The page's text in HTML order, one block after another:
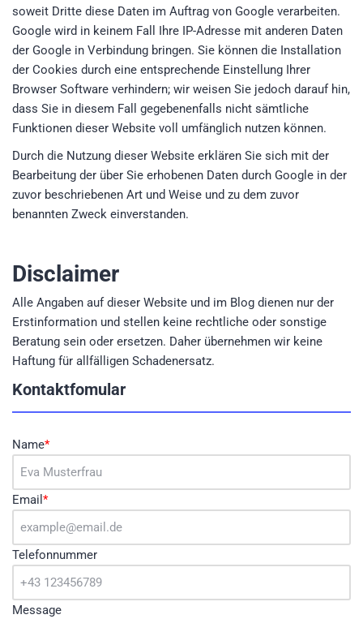
soweit Dritte diese Daten im Auftrag von Google verarbeiten.
Google wird in keinem Fall Ihre IP-Adresse mit anderen Daten
der Google in Verbindung bringen. Sie können die Installation
der Cookies durch eine entsprechende Einstellung Ihrer
Browser Software verhindern; wir weisen Sie jedoch darauf hin,
dass Sie in diesem Fall gegebenenfalls nicht sämtliche
Funktionen dieser Website voll umfänglich nutzen können.
Durch die Nutzung dieser Website erklären Sie sich mit der
Bearbeitung der über Sie erhobenen Daten durch Google in der
zuvor beschriebenen Art und Weise und zu dem zuvor
benannten Zweck einverstanden.
Disclaimer
Alle Angaben auf dieser Website und im Blog dienen nur der
Erstinformation und stellen keine rechtliche oder sonstige
Beratung sein oder ersetzen. Daher übernehmen wir keine
Haftung für allfälligen Schadenersatz.
Kontaktfomular
Name*
Email *
Telefonnummer
Message